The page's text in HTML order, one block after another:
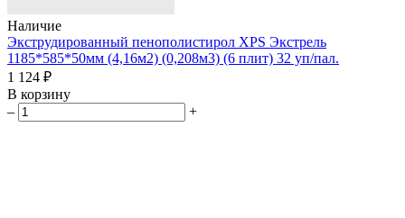
Наличие
Экструдированный пенополистирол XPS Экстрель
1185*585*50мм (4,16м2) (0,208м3) (6 плит) 32 уп/пал.
1 124 ₽
В корзину
–
+